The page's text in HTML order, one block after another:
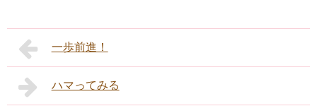
一歩前進！
ハマってみる